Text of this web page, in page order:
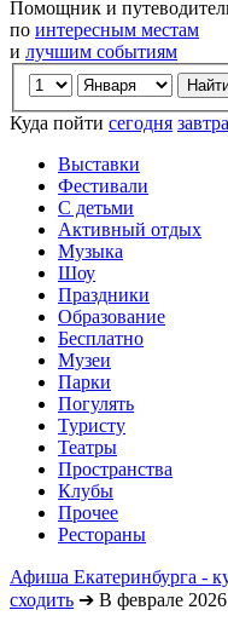
Помощник и
по интересным местам
и лучшим событиям
Куда пойти сегодня завтра
Выставки
Фестивали
С детьми
Активный отдых
Музыка
Шоу
Праздники
Образование
Бесплатно
Музеи
Парки
Погулять
Туристу
Театры
Пространства
Клубы
Прочее
Рестораны
Афиша Екатеринбурга -
сходить ➔ В феврале 2026